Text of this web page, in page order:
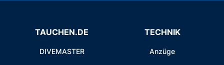
TAUCHEN.DE
DIVEMASTER
TECHNIK
Anzüge